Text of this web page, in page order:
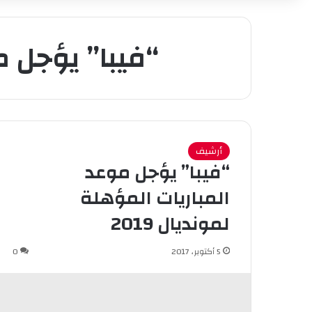
“فيبا” يؤجل
أرشيف
“فيبا” يؤجل موعد
المباريات المؤهلة
لمونديال 2019
5 أكتوبر، 2017 0